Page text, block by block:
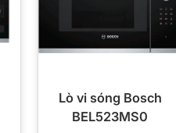
Lò vi sóng Bosch
BEL523MS0